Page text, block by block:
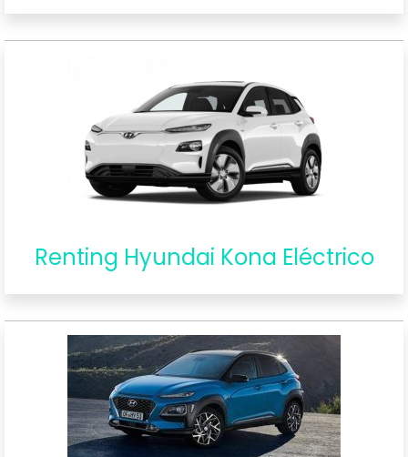
Renting Hyundai Kona Eléctrico